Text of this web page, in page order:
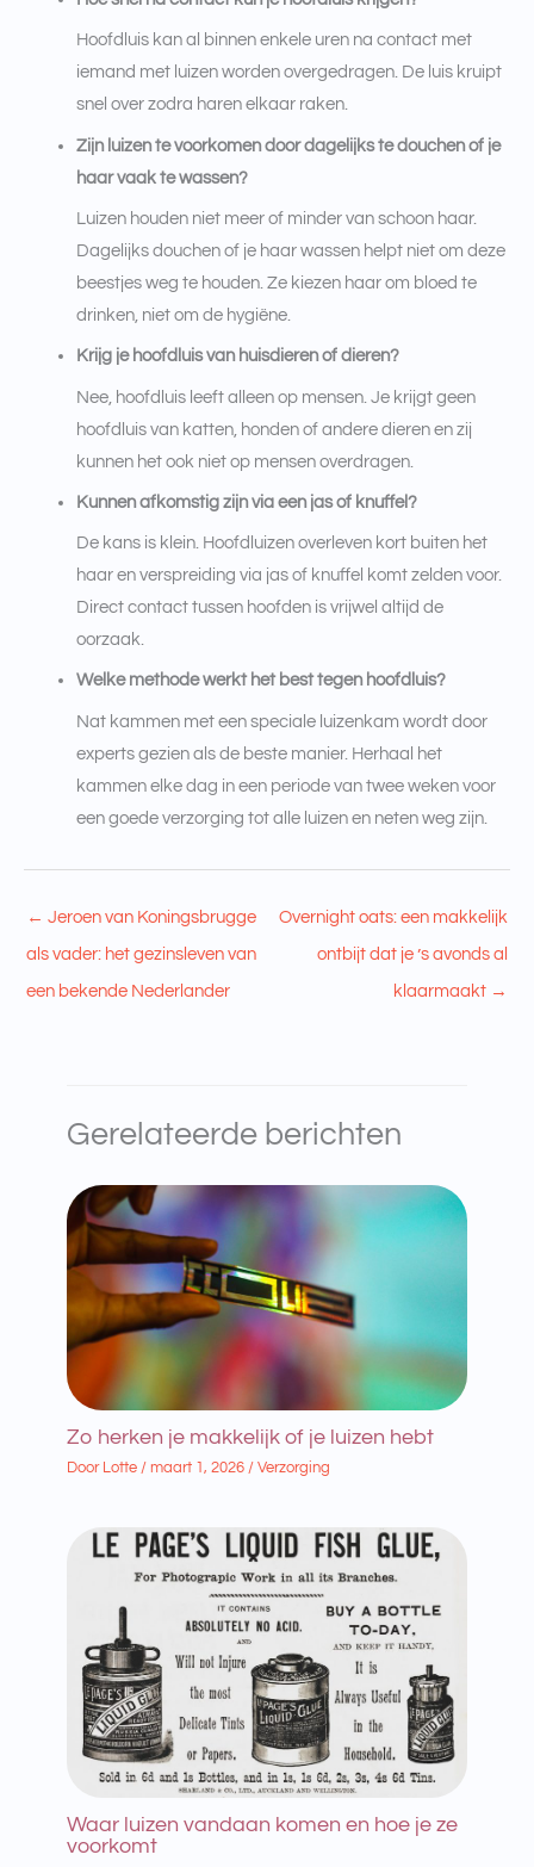
Hoofdluis kan al binnen enkele uren na contact met
iemand met luizen worden overgedragen. De luis kruipt
snel over zodra haren elkaar raken.
Zijn luizen te voorkomen door dagelijks te douchen of je
haar vaak te wassen?
Luizen houden niet meer of minder van schoon haar.
Dagelijks douchen of je haar wassen helpt niet om deze
beestjes weg te houden. Ze kiezen haar om bloed te
drinken, niet om de hygiëne.
Krijg je hoofdluis van huisdieren of dieren?
Nee, hoofdluis leeft alleen op mensen. Je krijgt geen
hoofdluis van katten, honden of andere dieren en zij
kunnen het ook niet op mensen overdragen.
Kunnen afkomstig zijn via een jas of knuffel?
De kans is klein. Hoofdluizen overleven kort buiten het
haar en verspreiding via jas of knuffel komt zelden voor.
Direct contact tussen hoofden is vrijwel altijd de
oorzaak.
Welke methode werkt het best tegen hoofdluis?
Nat kammen met een speciale luizenkam wordt door
experts gezien als de beste manier. Herhaal het
kammen elke dag in een periode van twee weken voor
een goede verzorging tot alle luizen en neten weg zijn.
← Jeroen van Koningsbrugge
als vader: het gezinsleven van
een bekende Nederlander
Overnight oats: een makkelijk
ontbijt dat je ’s avonds al
klaarmaakt →
Gerelateerde berichten
Zo herken je makkelijk of je luizen hebt
Door Lotte /maart 1, 2026 /Verzorging
Waar luizen vandaan komen en hoe je ze
voorkomt